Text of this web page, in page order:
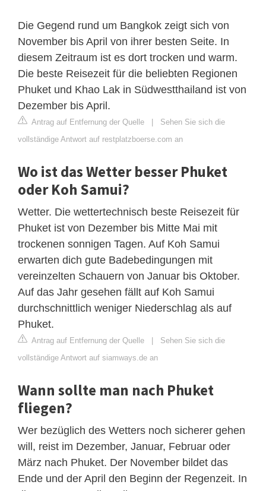
Die Gegend rund um Bangkok zeigt sich von
November bis April von ihrer besten Seite. In
diesem Zeitraum ist es dort trocken und warm.
Die beste Reisezeit für die beliebten Regionen
Phuket und Khao Lak in Südwestthailand ist von
Dezember bis April.
Antrag auf Entfernung der Quelle | Sehen Sie sich die
vollständige Antwort auf restplatzboerse.com an
Wo ist das Wetter besser Phuket
oder Koh Samui?
Wetter. Die wettertechnisch beste Reisezeit für
Phuket ist von Dezember bis Mitte Mai mit
trockenen sonnigen Tagen. Auf Koh Samui
erwarten dich gute Badebedingungen mit
vereinzelten Schauern von Januar bis Oktober.
Auf das Jahr gesehen fällt auf Koh Samui
durchschnittlich weniger Niederschlag als auf
Phuket.
Antrag auf Entfernung der Quelle | Sehen Sie sich die
vollständige Antwort auf siamways.de an
Wann sollte man nach Phuket
fliegen?
Wer bezüglich des Wetters noch sicherer gehen
will, reist im Dezember, Januar, Februar oder
März nach Phuket. Der November bildet das
Ende und der April den Beginn der Regenzeit. In